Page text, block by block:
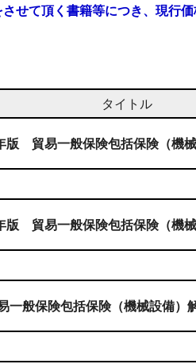
せて頂く書籍等につき、現行
タイトル
版 貿易一般保険包括保険（機
版 貿易一般保険包括保険（機
一般保険包括保険（機械設備）